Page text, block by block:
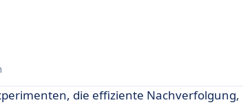
die effiziente Nachverfolgung,